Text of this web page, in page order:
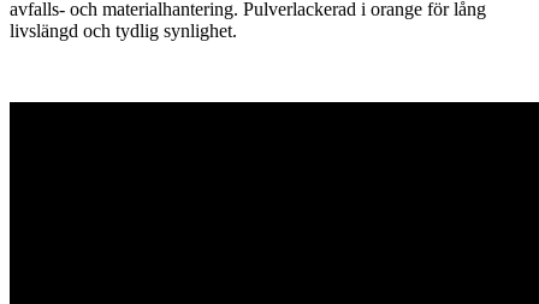
avfalls- och materialhantering. Pulverlackerad i orange för lång
livslängd och tydlig synlighet.